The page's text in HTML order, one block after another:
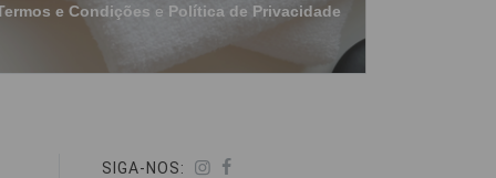
e Condições e Política de Privacidade
SIGA-NOS: